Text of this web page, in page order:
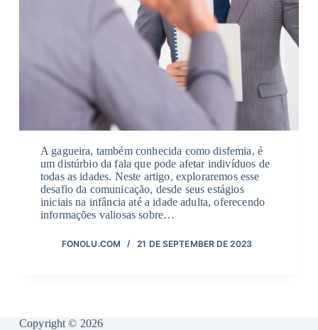
A gagueira, também conhecida como disfemia, é
um distúrbio da fala que pode afetar indivíduos de
todas as idades. Neste artigo, exploraremos esse
desafio da comunicação, desde seus estágios
iniciais na infância até a idade adulta, oferecendo
informações valiosas sobre…
FONOLU.COM 21 DE SEPTEMBER DE 2023
Copyright © 2026